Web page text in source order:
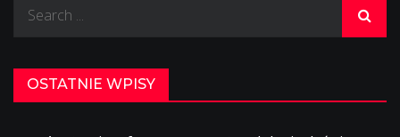
OSTATNIE WPISY